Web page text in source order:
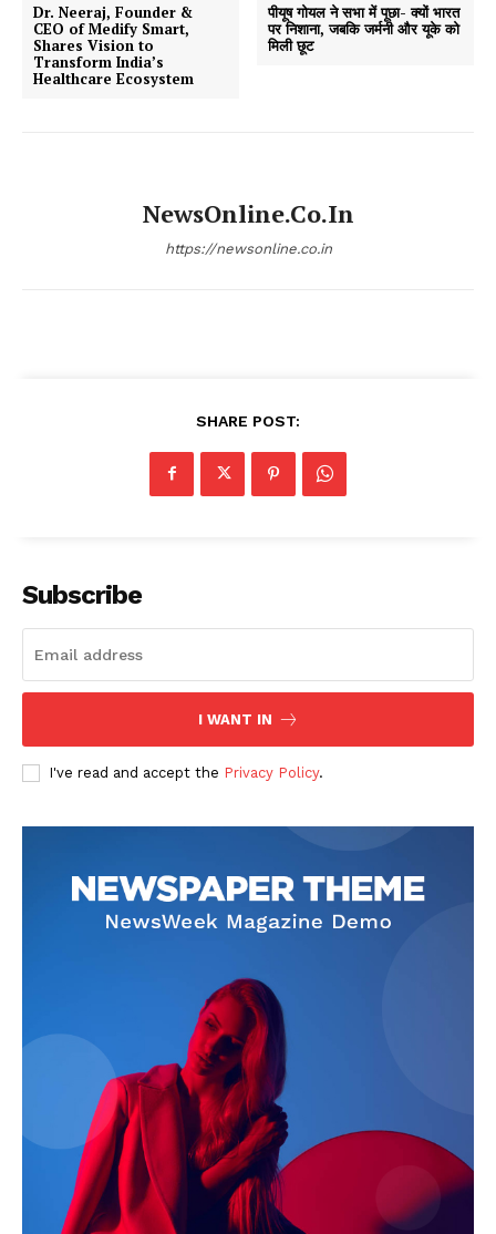
Dr. Neeraj, Founder &
CEO of Medify Smart,
Shares Vision to
Transform India’s
Healthcare Ecosystem
पीयूष गोयल ने सभा में पूछा- क्यों भारत
पर निशाना, जबकि जर्मनी और यूके को
मिली छूट
NewsOnline.co.in
https://newsonline.co.in
SHARE POST:
Subscribe
I WANT IN
I've read and accept the Privacy Policy.